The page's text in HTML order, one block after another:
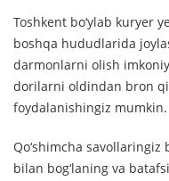
Toshkent bo‘ylab kuryer
boshqa hududlarida
darmonlarni olish
dorilarni oldindan bron
foydalanishingiz mumkin.
Qo‘shimcha savollaringiz
bilan bog‘laning va